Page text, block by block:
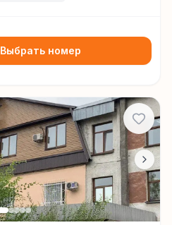
Выбрать номер